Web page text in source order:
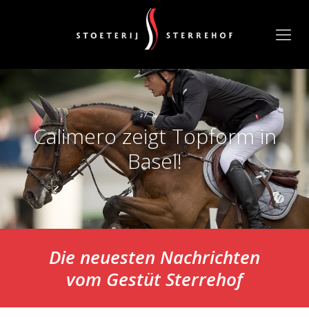
Calimero zeigt Topform in
Basel!
Die neuesten Nachrichten
vom Gestüt Sterrehof